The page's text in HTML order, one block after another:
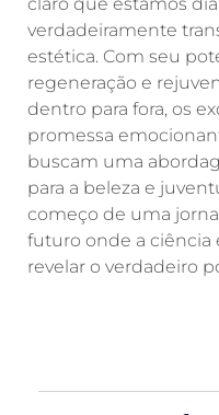
verdadeiramente
estética. Com seu
regeneração e
dentro para fora, os
promessa
buscam uma
para a beleza e
começo de uma
futuro onde a ciência
revelar o verdadeiro